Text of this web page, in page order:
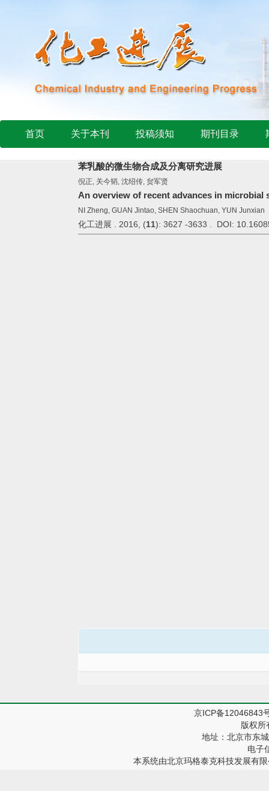
首页 关于本刊 投稿须知 期刊目录
苯乳酸的微生物合成及分离研究进展
倪正, 关今韬, 沈绍传, 贠军贤
An overview of recent advances in
NI Zheng, GUAN Jintao, SHEN Shaochuan, YUN Junxian
化工进展 . 2016, (11): 3627 -3633 . DOI:
京ICP备12046843
版权所
地址：北京市东
电子
本系统由北京玛格泰克科技发展有